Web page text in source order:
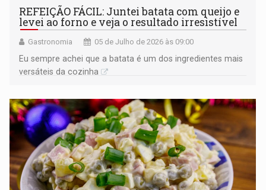
REFEIÇÃO FÁCIL: Juntei batata com queijo e
levei ao forno e veja o resultado irresistível
Gastronomia 05 de Julho de 2026 às 09:00
Eu sempre achei que a batata é um dos ingredientes mais
versáteis da cozinha